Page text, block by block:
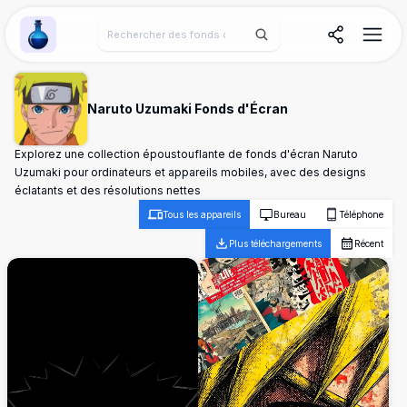
Wallpaper Alchemy
Naruto Uzumaki Fonds d'Écran
Explorez une collection époustouflante de fonds d'écran Naruto
Uzumaki pour ordinateurs et appareils mobiles, avec des designs
éclatants et des résolutions nettes
Tous les appareils Bureau Téléphone
Plus téléchargements Récent